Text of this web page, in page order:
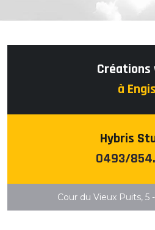
Créations
à Engis
Hybris
0493/
Cour du Vieux Puits, 5